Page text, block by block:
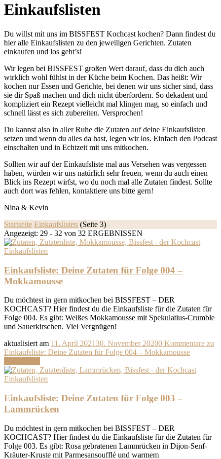
Einkaufslisten
Du willst mit uns im BISSFEST Kochcast kochen? Dann findest du
hier alle Einkaufslisten zu den jeweiligen Gerichten. Zutaten
einkaufen und los geht’s!
Wir legen bei BISSFEST großen Wert darauf, dass du dich auch
wirklich wohl fühlst in der Küche beim Kochen. Das heißt: Wir
kochen nur Essen und Gerichte, bei denen wir uns sicher sind, dass
sie dir Spaß machen und dich nicht überfordern. So dekadent und
kompliziert ein Rezept vielleicht mal klingen mag, so einfach und
schnell lässt es sich zubereiten. Versprochen!
Du kannst also in aller Ruhe die Zutaten auf deine Einkaufslisten
setzen und wenn du alles da hast, legen wir los. Einfach den Podcast
einschalten und in Echtzeit mit uns mitkochen.
Sollten wir auf der Einkaufsliste mal aus Versehen was vergessen
haben, würden wir uns natürlich sehr freuen, wenn du auch einen
Blick ins Rezept wirfst, wo du noch mal alle Zutaten findest. Sollte
auch dort was fehlen, kontaktiere uns bitte gern!
Nina & Kevin
Startseite Einkaufslisten (Seite 3)
Angezeigt: 29 - 32 von 32 ERGEBNISSEN
Einkaufslisten
Einkaufsliste: Deine Zutaten für Folge 004 –
Mokkamousse
Du möchtest in gern mitkochen bei BISSFEST – DER
KOCHCAST? Hier findest du die Einkaufsliste für die Zutaten für
Folge 004. Es gibt: Weißes Mokkamousse mit Spekulatius-Crumble
und Sauerkirschen. Viel Vergnügen!
aktualisiert am 11. April 202130. November 20200 Kommentare zu
Einkaufsliste: Deine Zutaten für Folge 004 – Mokkamousse
Einkaufslisten
Einkaufsliste: Deine Zutaten für Folge 003 –
Lammrücken
Du möchtest in gern mitkochen bei BISSFEST – DER
KOCHCAST? Hier findest du die Einkaufsliste für die Zutaten für
Folge 003. Es gibt: Rosa gebratenen Lammrücken in Dijon-Senf-
Kräuter-Kruste mit Parmesansoufflé und warmem